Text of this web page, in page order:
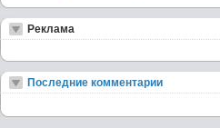
Реклама
Последние комментарии